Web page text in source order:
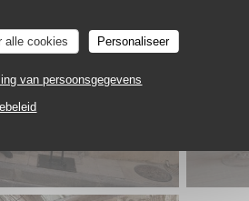
alle cookies Personaliseer
van persoonsgegevens